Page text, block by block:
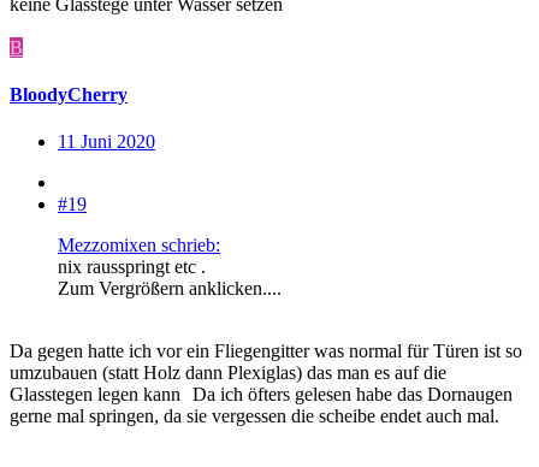
B
BloodyCherry
11 Juni 2020
#19
Mezzomixen schrieb:
nix rausspringt etc .
Zum Vergrößern anklicken....
Da gegen hatte ich vor ein Fliegengitter was normal für Türen ist so
umzubauen (statt Holz dann Plexiglas) das man es auf die
Glasstegen legen kann
Da ich öfters gelesen habe das Dornaugen
gerne mal springen, da sie vergessen die scheibe endet auch mal.